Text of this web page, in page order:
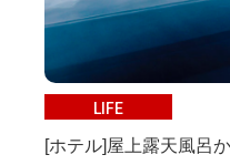
LIFE
[ホテル]屋上露天風呂